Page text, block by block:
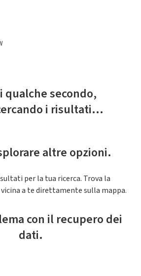
qualche secondo,
i risultati...
altre opzioni.
per la tua ricerca. Trova la
a te direttamente sulla mappa.
con il recupero dei
dati.